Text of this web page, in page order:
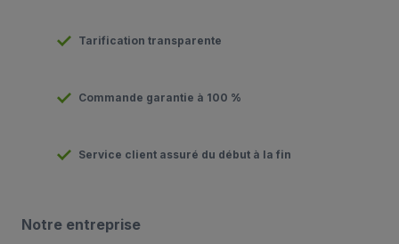
Tarification transparente
Commande garantie à 100 %
Service client assuré du début à la fin
Notre entreprise